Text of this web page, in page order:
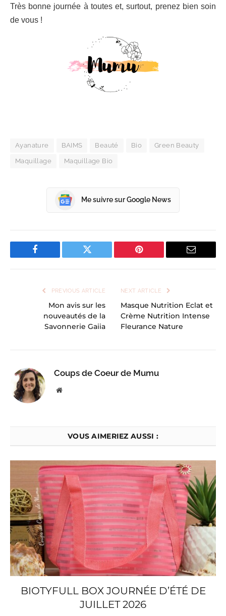
Très bonne journée à toutes et, surtout, prenez bien soin
de vous !
Ayanature BAIMS Beauté Bio Green Beauty
Maquillage Maquillage Bio
Me suivre sur Google News
Facebook Twitter Pinterest Email
PREVIOUS ARTICLE
Mon avis sur les
nouveautés de la
Savonnerie Gaiia
NEXT ARTICLE
Masque Nutrition Eclat et
Crème Nutrition Intense
Fleurance Nature
Coups de Coeur de Mumu
Website
VOUS AIMERIEZ AUSSI :
BIOTYFULL BOX JOURNÉE D’ÉTÉ DE
JUILLET 2026